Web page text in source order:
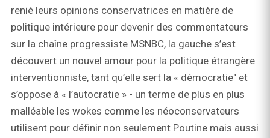
renié leurs opinions conservatrices en matière de
politique intérieure pour devenir des commentateurs
sur la chaîne progressiste MSNBC, la gauche s’est
découvert un nouvel amour pour la politique étrangère
interventionniste, tant qu’elle sert la « démocratie" et
s’oppose à « l’autocratie » - un terme de plus en plus
malléable les wokes comme les néoconservateurs
utilisent pour définir non seulement Poutine mais aussi